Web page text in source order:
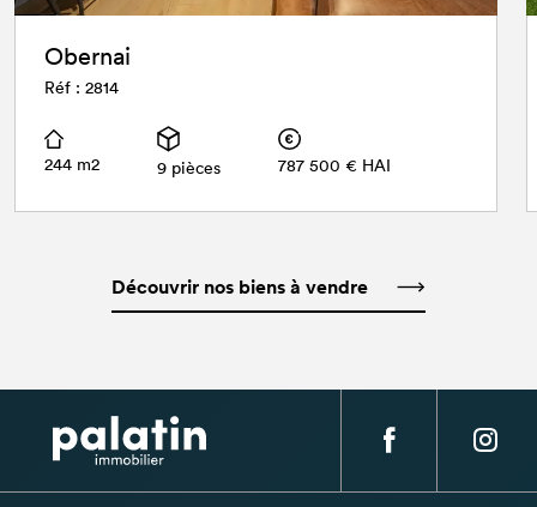
Obernai
Réf : 2814
244 m2 9 pièces 787 500 € HAI
Découvrir nos biens à vendre